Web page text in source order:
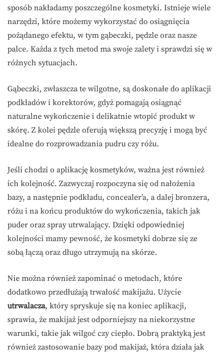
sposób nakładamy poszczególne kosmetyki. Istnieje wiele
narzędzi, które możemy wykorzystać do osiągnięcia
pożądanego efektu, w tym gąbeczki, pędzle oraz nasze
palce. Każda z tych metod ma swoje zalety i sprawdzi się w
różnych sytuacjach.
Gąbeczki, zwłaszcza te wilgotne, są doskonałe do aplikacji
podkładów i korektorów, gdyż pomagają osiągnąć
naturalne wykończenie i delikatnie wtopić produkt w
skórę. Z kolei pędzle oferują większą precyzję i mogą być
idealne do rozprowadzania pudru czy różu.
Jeśli chodzi o aplikację kosmetyków, ważna jest również
ich kolejność. Zazwyczaj rozpoczyna się od nałożenia
bazy, a następnie podkładu, concealer’a, a dalej bronzera,
różu i na końcu produktów do wykończenia, takich jak
puder oraz spray utrwalający. Dzięki odpowiedniej
kolejności mamy pewność, że kosmetyki dobrze się ze
sobą łączą oraz długo utrzymują na skórze.
Nie można również zapominać o metodach, które
dodatkowo przedłużają trwałość makijażu. Użycie
utrwalacza, który spryskuje się na koniec aplikacji,
sprawia, że makijaż jest odporniejszy na niekorzystne
warunki, takie jak wilgoć czy ciepło. Dobrą praktyką jest
również zastosowanie bazy pod makijaż, która działa jak